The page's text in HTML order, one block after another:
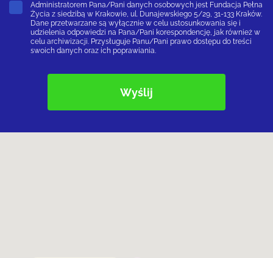
Administratorem Pana/Pani danych osobowych jest Fundacja Pełna
Życia z siedzibą w Krakowie, ul. Dunajewskiego 5/29, 31-133 Kraków.
Dane przetwarzane są wyłącznie w celu ustosunkowania się i
udzielenia odpowiedzi na Pana/Pani korespondencję, jak również w
celu archiwizacji. Przysługuje Panu/Pani prawo dostępu do treści
swoich danych oraz ich poprawiania.